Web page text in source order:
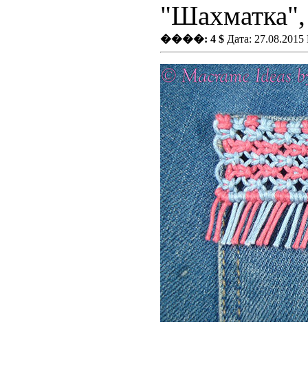
"Шахматка",
����: 4 $ Дата: